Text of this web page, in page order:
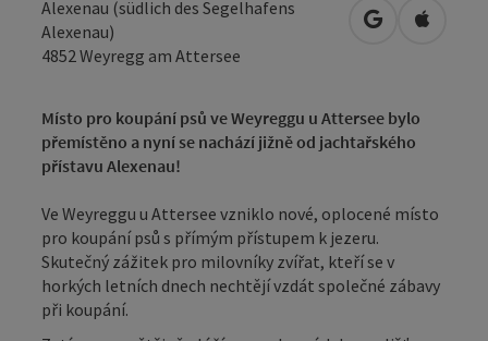
Alexenau (südlich des Segelhafens
Alexenau)
4852 Weyregg am Attersee
Otevřít vOtevřít
Místo pro koupání psů ve Weyreggu u Attersee bylo
přemístěno a nyní se nachází jižně od jachtařského
přístavu Alexenau!
Ve Weyreggu u Attersee vzniklo nové, oplocené místo
pro koupání psů s přímým přístupem k jezeru.
Skutečný zážitek pro milovníky zvířat, kteří se v
horkých letních dnech nechtějí vzdát společné zábavy
při koupání.